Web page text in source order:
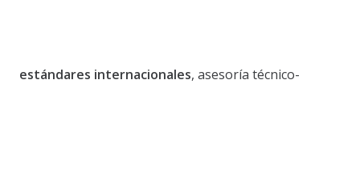
estándares internacionales, asesoría técnico-